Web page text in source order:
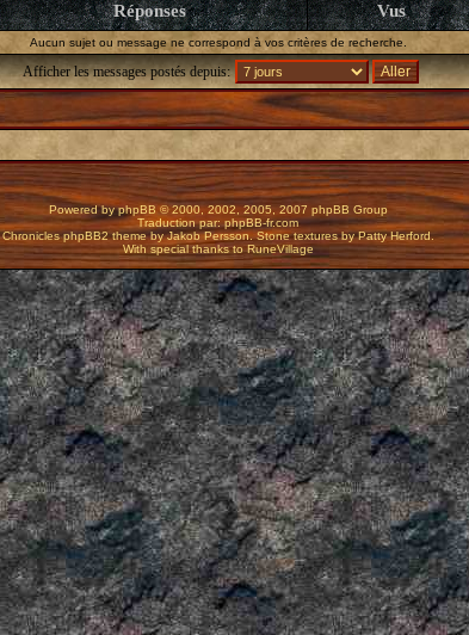
Réponses Vus
Aucun sujet ou message ne correspond à vos critères de recherche.
Afficher les messages postés depuis:
Powered byphpBB© 2000, 2002, 2005, 2007 phpBB Group
Traduction par:phpBB-fr.com
Chronicles phpBB2 theme byJakob Persson . Stone textures byPatty Herford.
With special thanks to RuneVillage